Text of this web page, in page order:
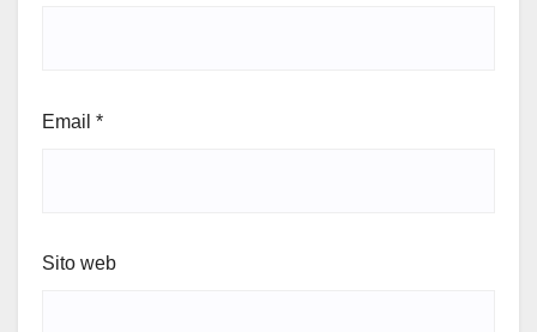
Email *
Sito web